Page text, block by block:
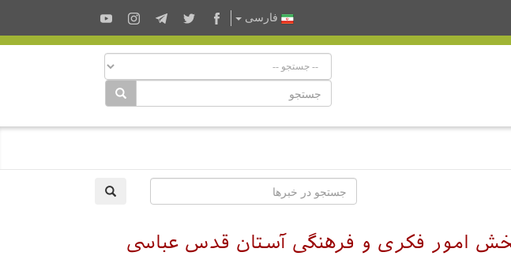
فارسى
امور فکری و فرهنگی آستان قدس عباسی